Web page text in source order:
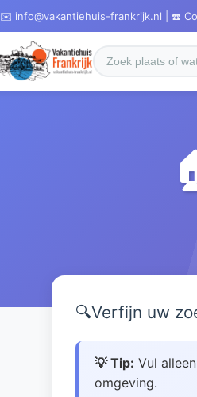
✉️ info@vakantiehuis-frankrijk.nl | ☎️
🔍Verfijn uw
💡 Tip: Vul
omgeving.